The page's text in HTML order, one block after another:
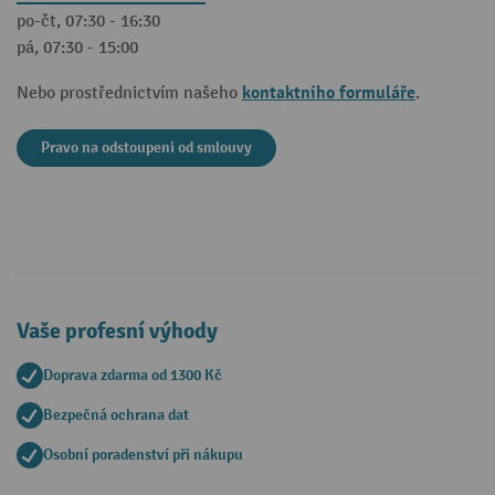
po-čt, 07:30 - 16:30
pá, 07:30 - 15:00
Nebo prostřednictvím našeho kontaktního formuláře.
Pravo na odstoupeni od smlouvy
Vaše profesní výhody
Doprava zdarma od 1300 Kč
Bezpečná ochrana dat
Osobní poradenství při nákupu